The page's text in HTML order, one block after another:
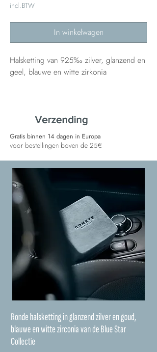
incl.BTW
In winkelwagen
Halsketting van 925‰ zilver, glanzend en
geel, blauwe en witte zirkonia
Verzending
Gratis binnen 14 dagen in Europa
voor bestellingen boven de 25€
Ronde halsketting in glanzend zilver en goud,
blauwe en witte zirconia van de Blue Star
Collectie